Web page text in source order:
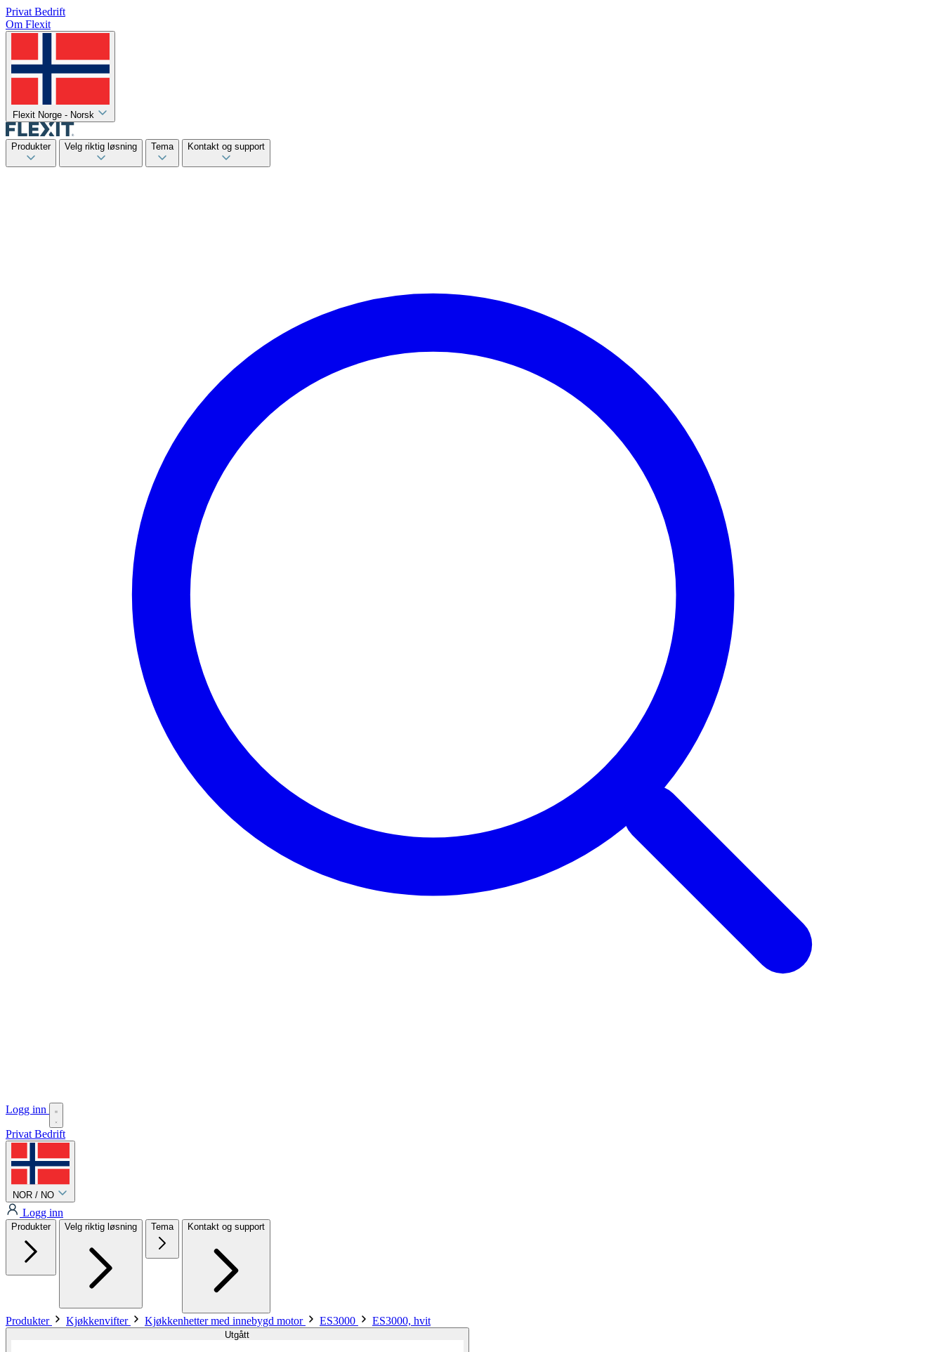
Privat Bedrift
Om Flexit
Flexit Norge - Norsk
Produkter Velg riktig løsning Tema Kontakt og support
Logg inn
Privat Bedrift
NOR / NO
Logg inn
Produkter Velg riktig løsning Tema Kontakt og support
Produkter Kjøkkenvifter Kjøkkenhetter med innebygd motor ES3000 ES3000, hvit
Utgått